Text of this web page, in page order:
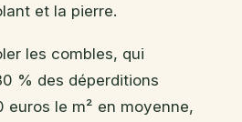
et la pierre.
les combles, qui
% des déperditions
euros le m² en moyenne,